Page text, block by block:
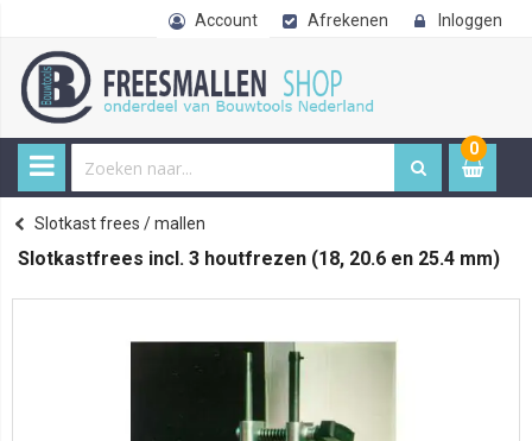
Account Afrekenen Inloggen
0
item
Home
Freesmallen
Slotkast frees / mallen
Slotkastfrees incl. 3 houtfrezen (18, 20.6 en 25.4 mm)